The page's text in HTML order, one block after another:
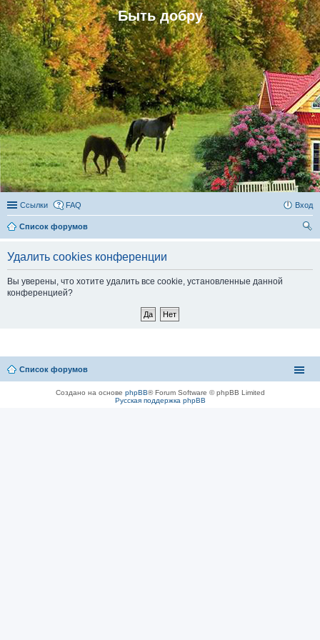
Быть добру
Ссылки FAQ Вход
Список форумов
Удалить cookies конференции
Вы уверены, что хотите удалить все cookie, установленные данной
конференцией?
Список форумов
Создано на основе phpBB® Forum Software © phpBB Limited
Русская поддержка phpBB